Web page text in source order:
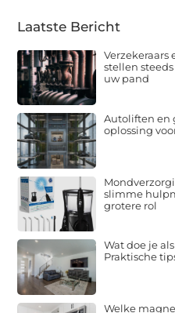
Laatste Bericht
stellen
uw pand
Autoliften en
oplossing
slimme
grotere rol
Wat doe je
Praktische
Welke